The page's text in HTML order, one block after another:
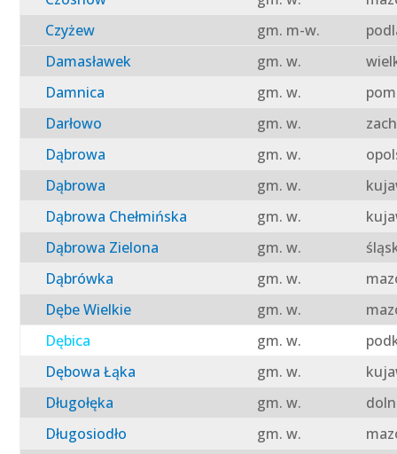
Czyżew
gm. m-w.
Damasławek
gm. w.
Damnica
gm. w.
Darłowo
gm. w.
Dąbrowa
gm. w.
Dąbrowa
gm. w.
Dąbrowa Chełmińska
gm. w.
Dąbrowa Zielona
gm. w.
Dąbrówka
gm. w.
Dębe Wielkie
gm. w.
Dębica
gm. w.
Dębowa Łąka
gm. w.
Długołęka
gm. w.
Długosiodło
gm. w.